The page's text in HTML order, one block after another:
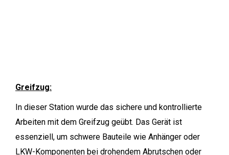
Greifzug:
In dieser Station wurde das sichere und kontrollierte
Arbeiten mit dem Greifzug geübt. Das Gerät ist
essenziell, um schwere Bauteile wie Anhänger oder
LKW-Komponenten bei drohendem Abrutschen oder